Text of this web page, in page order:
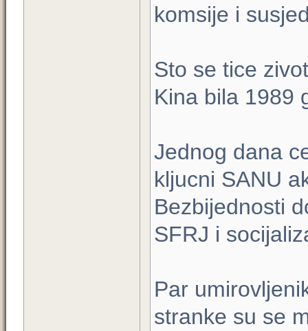
komsije i
Sto se tice
Kina bila 1989
Jednog dana
kljucni SANU
Bezbijednosti
SFRJ i
Par
stranke su se